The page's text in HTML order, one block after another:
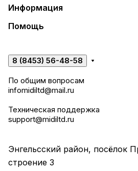
Информация
Помощь
8 (8453) 56-48-58
По общим вопросам
infomidiltd@mail.ru
Техническая поддержка
support@midiltd.ru
Энгельсский район, посёлок
строение 3